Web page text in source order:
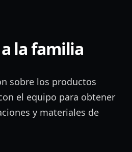
la familia
sobre los productos
el equipo para obtener
y materiales de